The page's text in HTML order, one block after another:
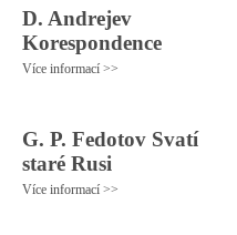
D. Andrejev
Korespondence
Více informací >>
G. P. Fedotov Svatí
staré Rusi
Více informací >>